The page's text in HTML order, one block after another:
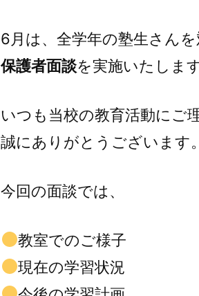
6月は、全学年の塾生さんを
保護者面談を実施いたしま
いつも当校の教育活動にご
誠にありがとうございます。
今回の面談では、
教室でのご様子
現在の学習状況